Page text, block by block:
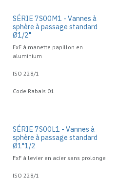
SÉRIE 7S00M1 - Vannes à
sphère à passage standard
Ø1/2"
FxF à manette papillon en
aluminium
ISO 228/1
Code Rabais 01
SÉRIE 7S00L1 - Vannes à
sphère à passage standard
Ø1"1/2
FxF à levier en acier sans prolonge
ISO 228/1